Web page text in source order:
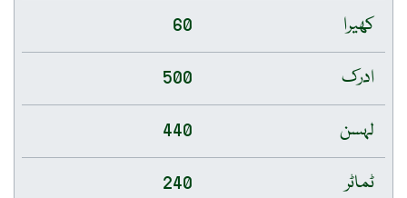
کھیرا
60
ادرک
500
لہسن
440
ٹماٹر
240